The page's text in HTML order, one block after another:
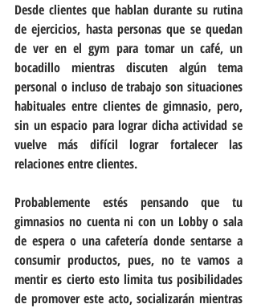
Desde clientes que hablan durante su rutina
de ejercicios, hasta personas que se quedan
de ver en el gym para tomar un café, un
bocadillo mientras discuten algún tema
personal o incluso de trabajo son situaciones
habituales entre clientes de gimnasio, pero,
sin un espacio para lograr dicha actividad se
vuelve más difícil lograr fortalecer las
relaciones entre clientes.
Probablemente estés pensando que tu
gimnasios no cuenta ni con un Lobby o sala
de espera o una cafetería donde sentarse a
consumir productos, pues, no te vamos a
mentir es cierto esto limita tus posibilidades
de promover este acto, socializarán mientras